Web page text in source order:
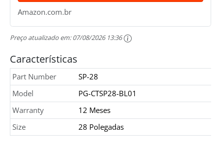
Amazon.com.br
Preço atualizado em:07/08/2026 13:36
Características
Part Number
SP-28
Model
PG-CTSP28-BL01
Warranty
12 Meses
Size
28 Polegadas